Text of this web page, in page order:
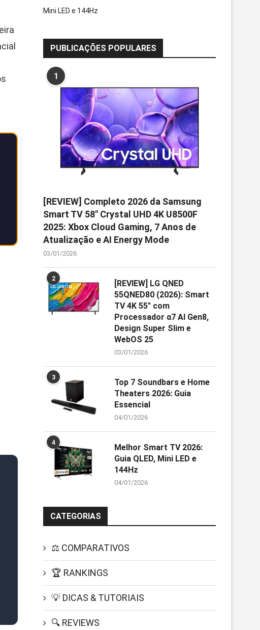
Mini LED e 144Hz
PUBLICAÇÕES POPULARES
1
[REVIEW] Completo 2026 da Samsung
Smart TV 58″ Crystal UHD 4K U8500F
2025: Xbox Cloud Gaming, 7 Anos de
Atualização e AI Energy Mode
03/01/2026
2
[REVIEW] LG QNED
55QNED80 (2026): Smart
TV 4K 55″ com
Processador α7 AI Gen8,
Design Super Slim e
WebOS 25
03/01/2026
3
Top 7 Soundbars e Home
Theaters 2026: Guia
Essencial
04/01/2026
4
Melhor Smart TV 2026:
Guia QLED, Mini LED e
144Hz
04/01/2026
CATEGORIAS
⚖️ COMPARATIVOS
🏆 RANKINGS
💡 DICAS & TUTORIAIS
🔍 REVIEWS